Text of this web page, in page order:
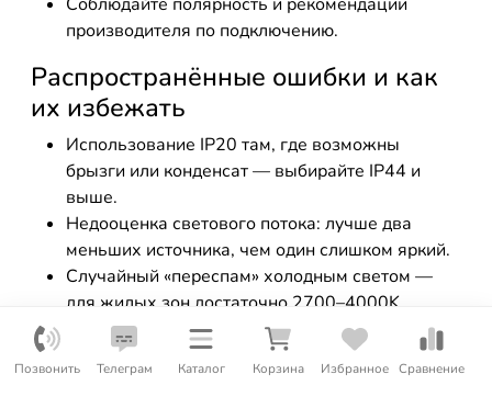
Позвонить Телеграм Каталог Корзина Избранное Сравнение
производителя по подключению.
Распространённые ошибки и как
их избежать
Использование IP20 там, где возможны
брызги или конденсат — выбирайте IP44 и
выше.
Недооценка светового потока: лучше два
меньших источника, чем один слишком яркий.
Случайный «переспам» холодным светом —
для жилых зон достаточно 2700–4000K.
Отсутствие диммирования в спальне и
гостиной — теряется гибкость атмосферы.
Игнорирование UGR и пульсаций — приводит к